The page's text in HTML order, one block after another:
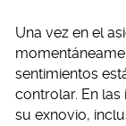
Una vez en el
sentimientos
controlar. En
su exnovio,